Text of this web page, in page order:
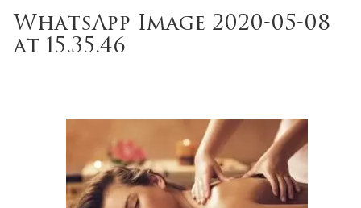
WhatsApp Image 2020-05-08
at 15.35.46